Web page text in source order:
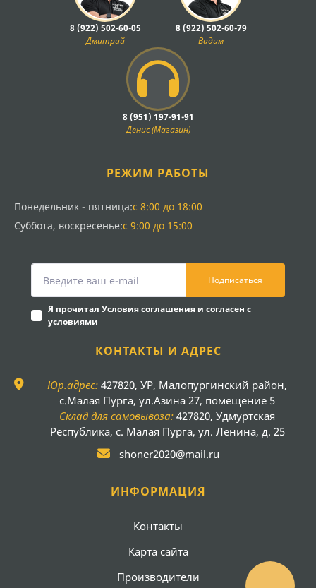
8 (922) 502-60-05
Дмитрий
8 (922) 502-60-79
Вадим
8 (951) 197-91-91
Денис (Магазин)
РЕЖИМ РАБОТЫ
Понедельник - пятница:с 8:00 до 18:00
Суббота, воскресенье:с 9:00 до 15:00
Подписаться
Я прочитал Условия соглашения и согласен с
условиями
КОНТАКТЫ И АДРЕС
Юр.адрес: 427820, УР, Малопургинский район,
с.Малая Пурга, ул.Азина 27, помещение 5
Склад для самовывоза: 427820, Удмуртская
Республика, с. Малая Пурга, ул. Ленина, д. 25
shoner2020@mail.ru
ИНФОРМАЦИЯ
Контакты
Карта сайта
Производители